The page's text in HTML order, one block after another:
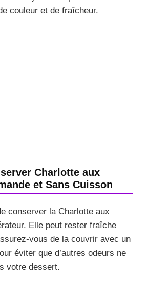
couleur et de fraîcheur.
Charlotte aux
et Sans Cuisson
conserver la Charlotte aux
Elle peut rester fraîche
vous de la couvrir avec un
éviter que d’autres odeurs ne
votre dessert.